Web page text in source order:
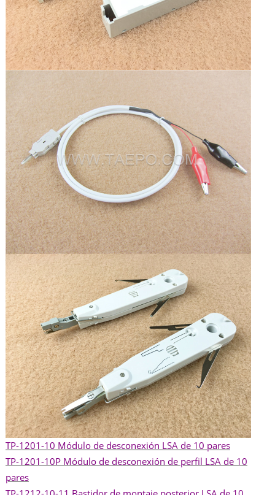
TP-1201-10 Módulo de desconexión LSA de 10 pares
TP-1201-10P Módulo de desconexión de perfil LSA de 10
pares